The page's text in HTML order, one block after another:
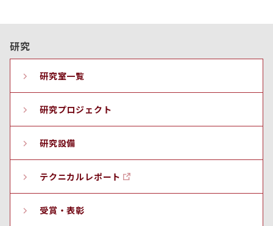
研究
研究室一覧
研究プロジェクト
研究設備
テクニカルレポート
受賞・表彰